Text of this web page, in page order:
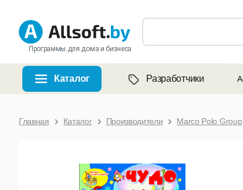
Программы для дома и бизнеса
Каталог Разработчики
Главная Каталог Производители Marco Polo Group